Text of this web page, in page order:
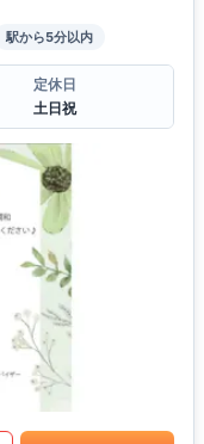
駅から5分以内
定休日
土日祝